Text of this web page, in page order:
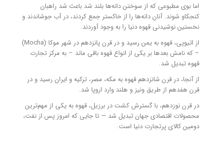
اما بوی مطبوعی که از سوختن دانه‌ها بلند شد باعث شد راهبان
کنجکاو شوند. آنان دانه‌ها را از خاکستر جمع کردند، در آب جوشاندند و
نخستین نوشیدنی قهوه دنیا را به وجود آوردند.
از اتیوپی، قهوه به یمن رسید و در قرن پانزدهم در شهر موکا (Mocha)
– که نامش بعدها بر یکی از انواع قهوه باقی ماند – به مرکز تجارت
قهوه تبدیل شد.
از آنجا، در قرن شانزدهم قهوه به مکه، مصر، ترکیه و ایران رسید و در
قرن هفدهم از طریق ونیز و هلند وارد اروپا شد.
در قرن نوزدهم، با گسترش کشت در برزیل، قهوه به یکی از مهم‌ترین
محصولات اقتصادی جهان تبدیل شد — تا جایی که امروز پس از نفت،
دومین کالای پر‌تجارت دنیا است.